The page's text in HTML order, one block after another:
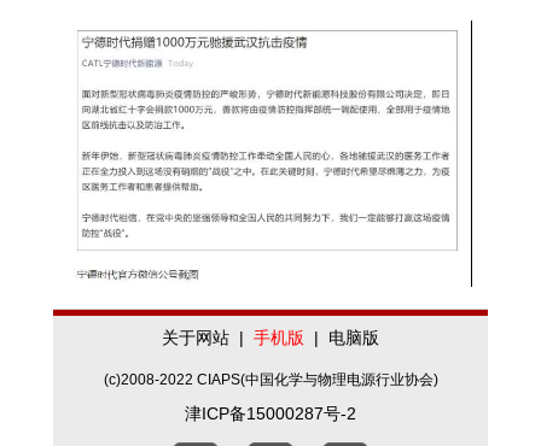
关于网站 | 手机版 | 电脑版
(c)2008-2022 CIAPS(中国化学与物理电源行业协会)
津ICP备15000287号-2